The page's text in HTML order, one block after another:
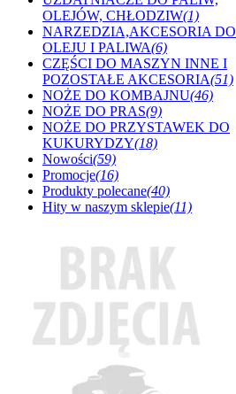
OLEJÓW, CHŁODZIW(1)
NARZEDZIA,AKCESORIA DO
OLEJU I PALIWA(6)
CZĘŚCI DO MASZYN INNE I
POZOSTAŁE AKCESORIA(51)
NOŻE DO KOMBAJNU(46)
NOŻE DO PRAS(9)
NOŻE DO PRZYSTAWEK DO
KUKURYDZY(18)
Nowości(59)
Promocje(16)
Produkty polecane(40)
Hity w naszym sklepie(11)